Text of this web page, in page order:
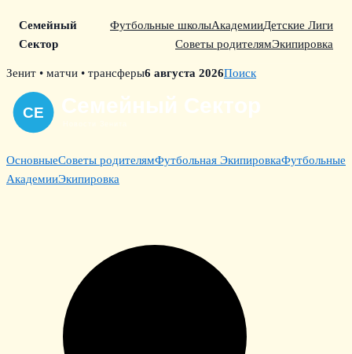
Семейный
Сектор
Футбольные школыАкадемииДетские Лиги
Советы родителямЭкипировка
Skip
content
Зенит • матчи • трансферы6 августа 2026Поиск
ОсновныеСоветы родителямФутбольная ЭкипировкаФутбольные
АкадемииЭкипировка